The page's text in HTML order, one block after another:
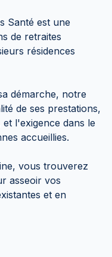
Santé est une
de retraites
résidences
démarche, notre
de ses prestations,
et l'exigence dans le
accueillies.
vous trouverez
asseoir vos
et en